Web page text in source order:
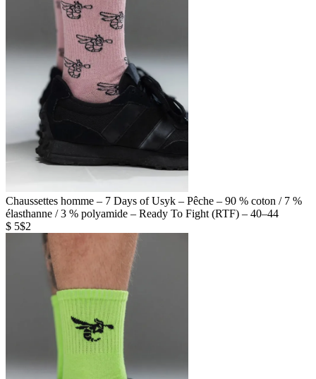
Chaussettes homme – 7 Days of Usyk – Pêche – 90 % coton / 7 %
élasthanne / 3 % polyamide – Ready To Fight (RTF) – 40–44
$ 5$2